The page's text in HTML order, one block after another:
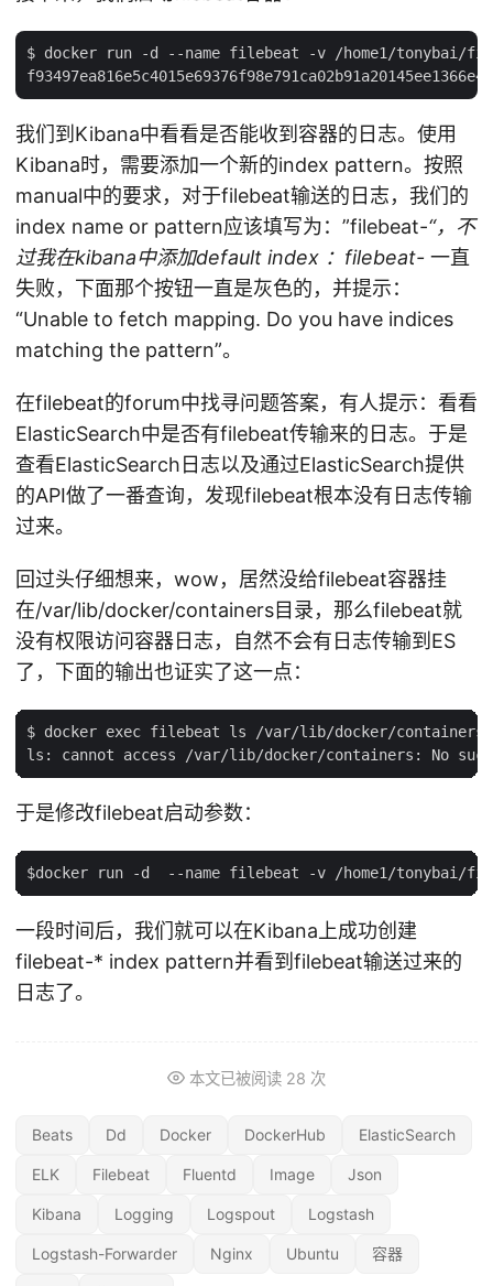
$ docker run -d --name filebeat -v /home1/tonybai/
我们到Kibana中看看是否能收到容器的日志。使用
Kibana时，需要添加一个新的index pattern。按照
manual中的要求，对于filebeat输送的日志，我们的
index name or pattern应该填写为：”filebeat-“，不
过我在kibana中添加default index ：filebeat- 一直
失败，下面那个按钮一直是灰色的，并提示：
“Unable to fetch mapping. Do you have indices
matching the pattern”。
在filebeat的forum中找寻问题答案，有人提示：看看
ElasticSearch中是否有filebeat传输来的日志。于是
查看ElasticSearch日志以及通过ElasticSearch提供
的API做了一番查询，发现filebeat根本没有日志传输
过来。
回过头仔细想来，wow，居然没给filebeat容器挂
在/var/lib/docker/containers目录，那么filebeat就
没有权限访问容器日志，自然不会有日志传输到ES
了，下面的输出也证实了这一点：
$ docker exec filebeat ls /var/lib/docker/containers
于是修改filebeat启动参数：
一段时间后，我们就可以在Kibana上成功创建
filebeat-* index pattern并看到filebeat输送过来的
日志了。
本文已被阅读 28 次
Beats Dd Docker DockerHub ElasticSearch
ELK Filebeat Fluentd Image Json
Kibana Logging Logspout Logstash
Logstash-Forwarder Nginx Ubuntu 容器